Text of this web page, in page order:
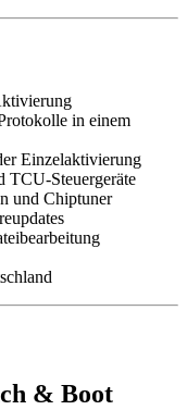
in einem
Einzelaktivierung
TCU-Steuergeräte
und Chiptuner
& Boot